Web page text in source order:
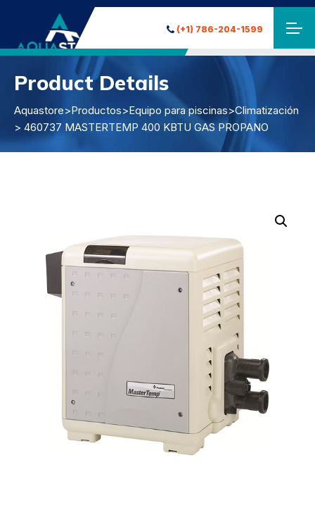
(+1) 786-204-1599
Product Details
Aquastore>Productos>Equipo para piscinas>Climatización
> 460737 MASTERTEMP 400 KBTU GAS PROPANO